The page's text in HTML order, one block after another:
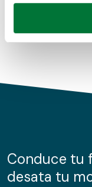
para buscar
Obtenga más
de cookies.
información sobre
nuestros partners
Conduce tu
desata tu